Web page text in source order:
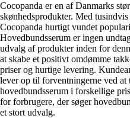
Cocopanda er en af ​​Danmarks
skønhedsprodukter. Med
Cocopanda hurtigt vundet
Hovedbundsserum er ingen
udvalg af produkter inden for
at skabe et positivt omdømme
priser og hurtige levering.
lever op til forventningerne ved
hovedbundsserum i forskellige
for forbrugere, der søger
et stort udvalg.